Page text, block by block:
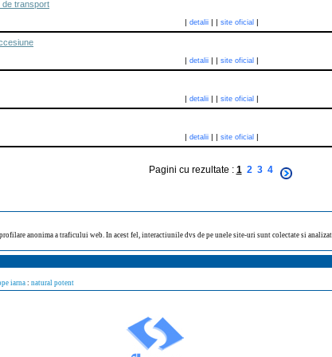
de transport
| detalii| | site oficial|
| detalii| | site oficial|
| detalii| | site oficial|
| detalii| | site oficial|
Pagini cu rezultate : 1 2 3 4
anonima a traficului web. In acest fel, interactiunile dvs de pe unele site-uri sunt colectate si
iarna : natural potent